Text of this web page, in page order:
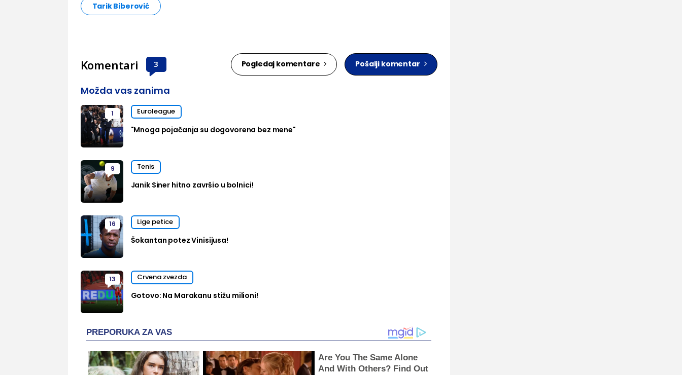
Tarik Biberović
Komentari 3 Pogledaj komentare Pošalji komentar
Možda vas zanima
1 Euroleague
"Mnoga pojačanja su dogovorena bez mene"
9 Tenis
Janik Siner hitno završio u bolnici!
16 Lige petice
Šokantan potez Vinisijusa!
13 Crvena zvezda
Gotovo: Na Marakanu stižu milioni!
PREPORUKA ZA VAS
Are You The Same Alone
And With Others? Find Out